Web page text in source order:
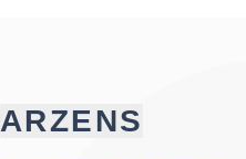
ARZENS